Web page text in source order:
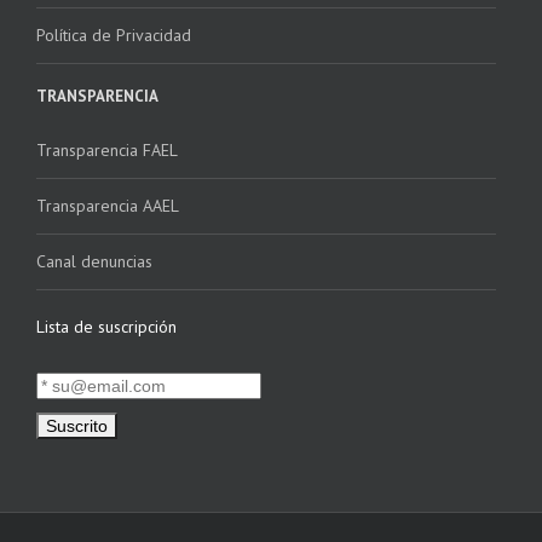
Política de Privacidad
TRANSPARENCIA
Transparencia FAEL
Transparencia AAEL
Canal denuncias
Lista de suscripción